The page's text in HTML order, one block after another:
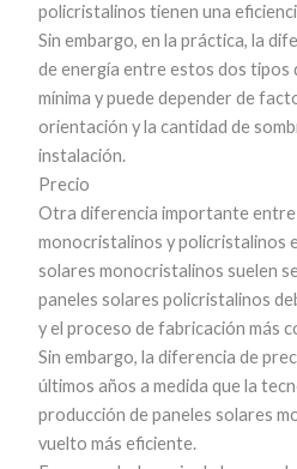
policristalinos tienen una
Sin embargo, en la práctica, la
de energía entre estos dos tipos
mínima y puede depender de
orientación y la cantidad de
instalación.
Precio
Otra diferencia importante entre
monocristalinos y policristalinos
solares monocristalinos suelen
paneles solares policristalinos
y el proceso de fabricación más
Sin embargo, la diferencia de
últimos años a medida que la
producción de paneles solares
vuelto más eficiente.